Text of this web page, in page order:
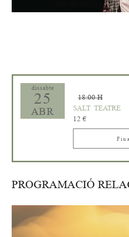
dissabte
25
ABR
18:00 H
SALT. TEATRE
12 €
PROGRAMACIÓ